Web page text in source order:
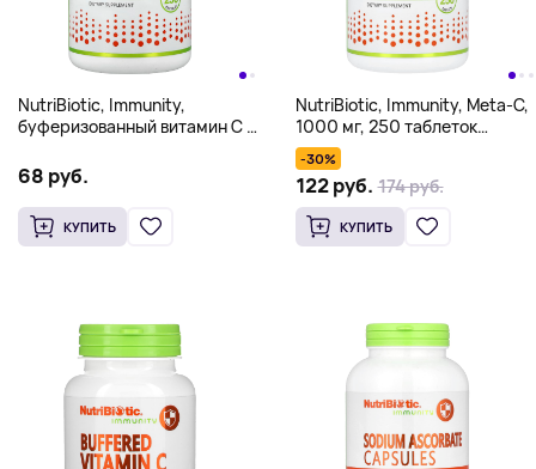
NutriBiotic, Immunity,
буферизованный витамин C с
цинком, 250 капсул без
глютена
68 руб.
КУПИТЬ
NutriBiotic, Immunity, Meta-C,
1000 мг, 250 таблеток
растительного
происхождения
-30%
122 руб. 174 руб.
КУПИТЬ